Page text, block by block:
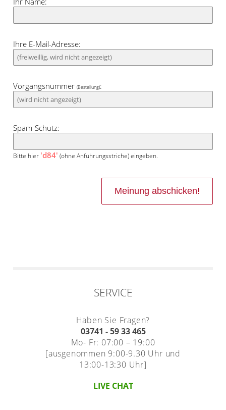
Ihre E-Mail-Adresse:
Vorgangsnummer(Bestellung):
Spam-Schutz:
Bitte hier 'd84' (ohne Anführungsstriche) eingeben.
SERVICE
Haben Sie Fragen?
03741 - 59 33 465
Mo- Fr: 07:00 – 19:00
[ausgenommen 9:00-9.30 Uhr und
13:00-13:30 Uhr]
LIVE CHAT